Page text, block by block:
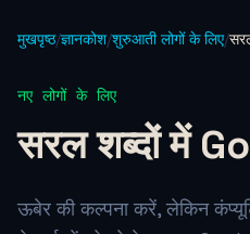
मुखपृष्ठ/ज्ञानकोश/शुरुआती लोगों के लिए/
नए लोगों के लिए
सरल शब्दों में
ऊबेर की कल्पना करें, लेकिन